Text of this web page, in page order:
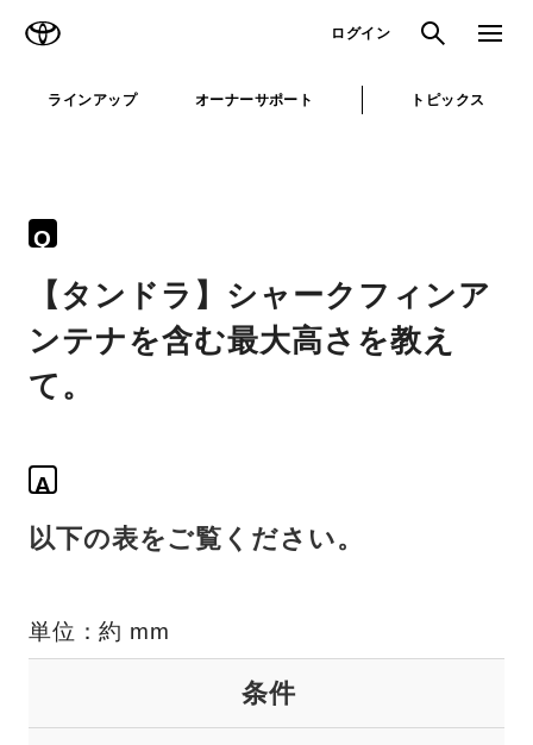
ログイン 検索 メニュ
ラインアップ オーナーサポート トピックス
Q
【タンドラ】シャークフィンア
ンテナを含む最大高さを教え
て。
A
以下の表をご覧ください。
単位：約 mm
条件